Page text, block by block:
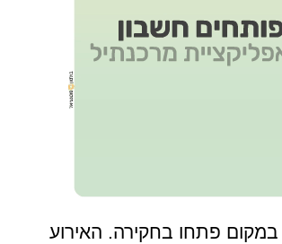
פתחו בחקירה. האירוע